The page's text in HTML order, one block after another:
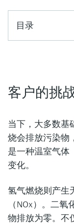
Device Viewer
查找产品具体信息和
选购全部
目录
客户的挑
当下，大多数基
烧会排放污染物
是一种温室气体
变化。
氢气燃烧则产生
（NOx）。二
物排放为零。不